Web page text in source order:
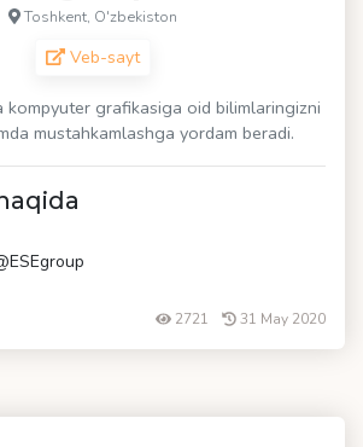
Toshkent, O'zbekiston
Veb-sayt
kompyuter grafikasiga oid bilimlaringizni
mustahkamlashga yordam beradi.
2721 31 May 2020